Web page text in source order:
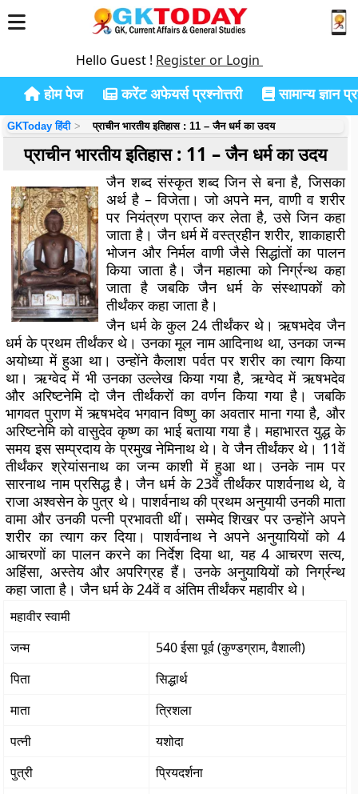
Hello Guest ! Register or Login
होम पेज करेंट अफेयर्स प्रश्नोत्तरी सामान्य ज्ञान
GKToday हिंदी प्राचीन भारतीय इतिहास : 11 – जैन धर्म का उदय
प्राचीन भारतीय इतिहास : 11 – जैन धर्म का उदय
जैन शब्द संस्कृत शब्द जिन से बना है, जिसका
अर्थ है – विजेता। जो अपने मन, वाणी व शरीर
पर नियंत्रण प्राप्त कर लेता है, उसे जिन कहा
जाता है। जैन धर्म में वस्त्रहीन शरीर, शाकाहारी
भोजन और निर्मल वाणी जैसे सिद्धांतों का पालन
किया जाता है। जैन महात्मा को निर्ग्रन्थ कहा
जाता है जबकि जैन धर्म के संस्थापकों को
तीर्थंकर कहा जाता है।
जैन धर्म के कुल 24 तीर्थंकर थे। ऋषभदेव जैन
धर्म के प्रथम तीर्थंकर थे। उनका मूल नाम आदिनाथ था, उनका जन्म
अयोध्या में हुआ था। उन्होंने कैलाश पर्वत पर शरीर का त्याग किया
था। ऋग्वेद में भी उनका उल्लेख किया गया है, ऋग्वेद में ऋषभदेव
और अरिष्टनेमि दो जैन तीर्थंकरों का वर्णन किया गया है। जबकि
भागवत पुराण में ऋषभदेव भगवान विष्णु का अवतार माना गया है, और
अरिष्टनेमि को वासुदेव कृष्ण का भाई बताया गया है। महाभारत युद्ध के
समय इस सम्प्रदाय के प्रमुख नेमिनाथ थे। वे जैन तीर्थंकर थे। 11वें
तीर्थंकर श्रेयांसनाथ का जन्म काशी में हुआ था। उनके नाम पर
सारनाथ नाम प्रसिद्ध है। जैन धर्म के 23वें तीर्थंकर पाशर्वनाथ थे, वे
राजा अश्वसेन के पुत्र थे। पाशर्वनाथ की प्रथम अनुयायी उनकी माता
वामा और उनकी पत्नी प्रभावती थीं। सम्मेद शिखर पर उन्होंने अपने
शरीर का त्याग कर दिया। पाशर्वनाथ ने अपने अनुयायियों को 4
आचरणों का पालन करने का निर्देश दिया था, यह 4 आचरण सत्य,
अहिंसा, अस्तेय और अपरिग्रह हैं। उनके अनुयायियों को निर्ग्रन्थ
कहा जाता है। जैन धर्म के 24वें व अंतिम तीर्थंकर महावीर थे।
महावीरस्वामी
जन्म
540 ईसा पूर्व (कुण्डग्राम, वैशाली)
पिता
सिद्धार्थ
माता
त्रिशला
पत्नी
यशोदा
पुत्री
प्रियदर्शना